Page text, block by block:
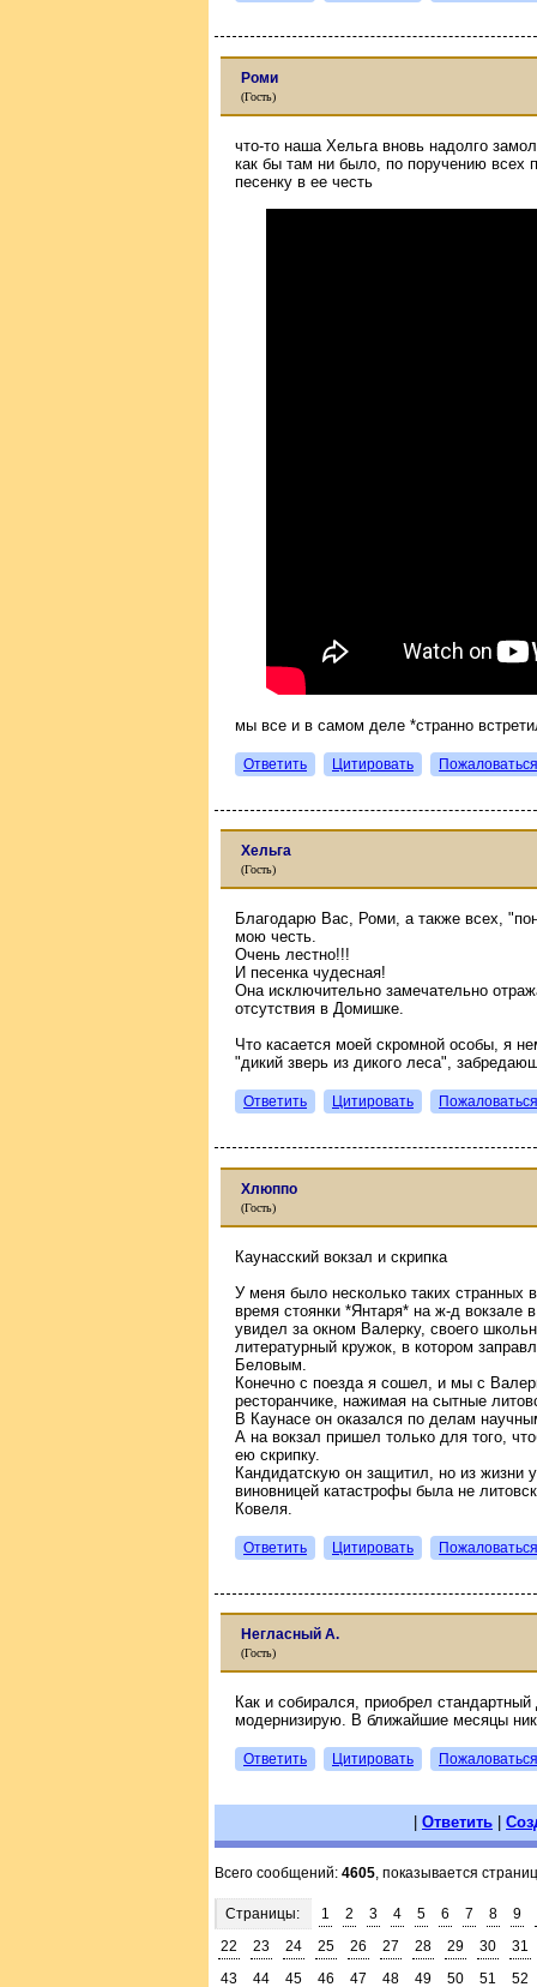
Роми
(Гость)
что-то наша Хельга вновь надолго
как бы там ни было, по поручению всех
песенку в ее честь
мы все и в самом деле *странно
Ответить Цитировать Пожаловаться
Хельга
(Гость)
Благодарю Вас, Роми, а также всех,
мою честь.
Очень лестно!!!
И песенка чудесная!
Она исключительно замечательно
отсутствия в Домишке.
Что касается моей скромной особы, я
"дикий зверь из дикого леса",
Ответить Цитировать Пожаловаться
Хлюппо
(Гость)
Каунасский вокзал и скрипка
У меня было несколько таких
время стоянки *Янтаря* на ж-д вокзале
увидел за окном Валерку, своего
литературный кружок, в котором
Беловым.
Конечно с поезда я сошел, и мы с
ресторанчике, нажимая на сытные
В Каунасе он оказался по делам
А на вокзал пришел только для того,
ею скрипку.
Кандидатскую он защитил, но из жизни
виновницей катастрофы была не
Ковеля.
Ответить Цитировать Пожаловаться
Негласный А.
(Гость)
Как и собирался, приобрел
модернизирую. В ближайшие месяцы
Ответить Цитировать Пожаловаться
Ответить
Всего сообщений: 4605, показывается
Страницы: 1 2 3 4 5 6 7 8
9
22
23 24 25 26 27 28 29 30
31
43
44 45 46 47 48 49 50 51 52